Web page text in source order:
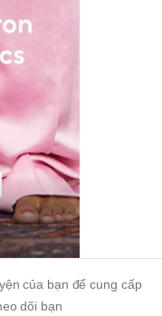
của bạn để cung cấp
dõi bạn